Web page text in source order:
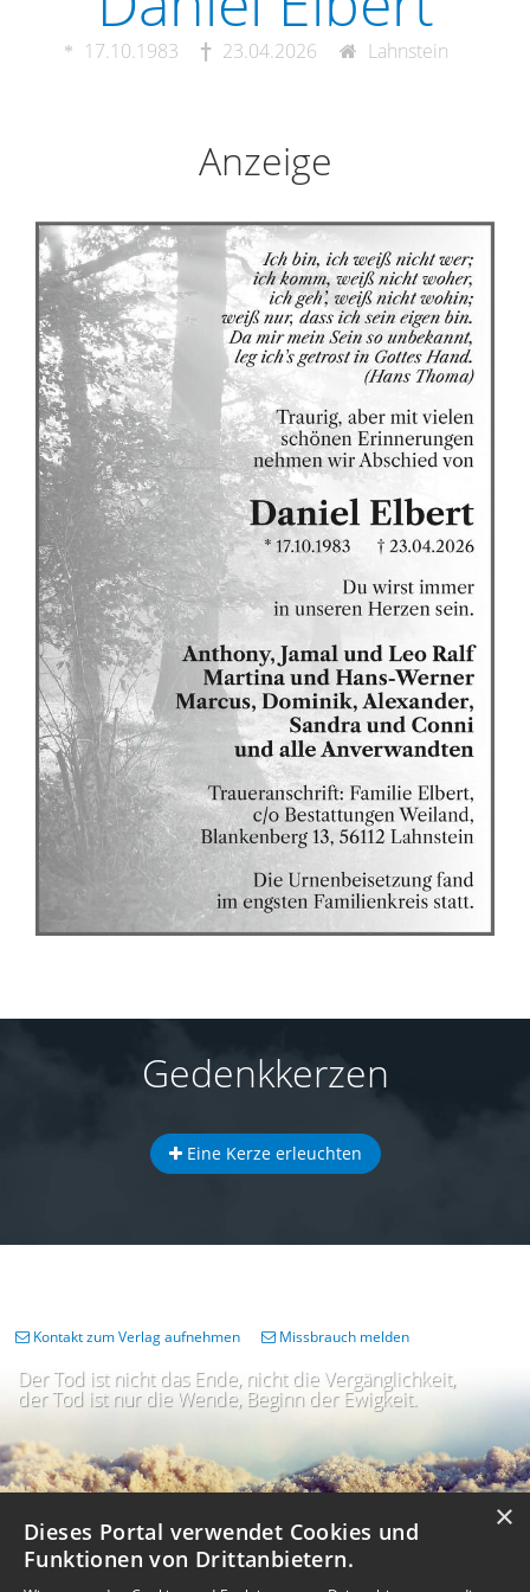
17.10.1983 23.04.2026 Lahnstein
Anzeige
Gedenkkerzen
Eine Kerze erleuchten
Der Tod ist nicht das Ende, nicht die Vergänglichkeit,
der Tod ist nur die Wende, Beginn der Ewigkeit.
Kontakt zum Verlag aufnehmen Missbrauch melden
×
Dieses Portal verwendet Cookies und
Funktionen von Drittanbietern.